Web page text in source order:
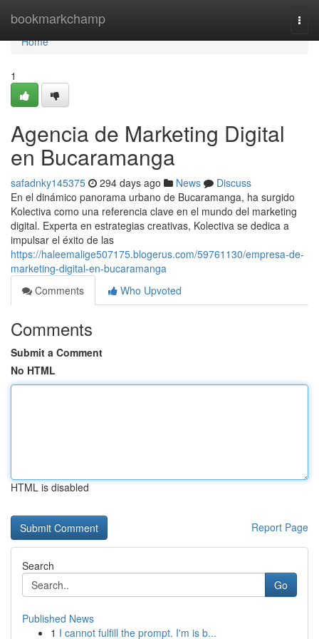
bookmarkchamp
Home
Home
1
Agencia de Marketing Digital
en Bucaramanga
safadnky145375 294 days ago News
Discuss
En el dinámico panorama urbano de Bucaramanga, ha surgido
Kolectiva como una referencia clave en el mundo del marketing
digital. Experta en estrategias creativas, Kolectiva se dedica a
impulsar el éxito de las
https://haleemalige507175.blogerus.com/59761130/empresa-de-
marketing-digital-en-bucaramanga
Comments
Who Upvoted
Comments
Submit a Comment
No HTML
HTML is disabled
Report Page
Search
Go
Published News
1 I cannot fulfill the prompt. I'm is b...